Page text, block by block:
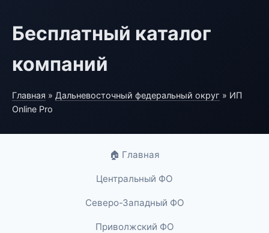
Бесплатный каталог
компаний
Главная » Дальневосточный федеральный округ » ИП
Online Pro
🏠 Главная
Центральный ФО
Северо-Западный ФО
Приволжский ФО